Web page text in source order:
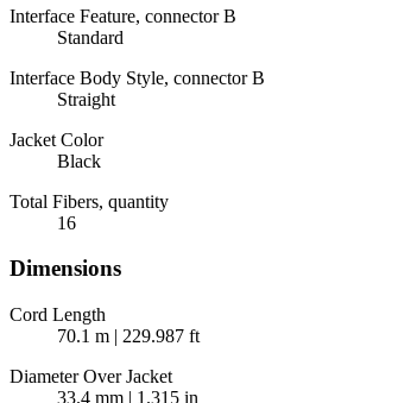
Interface Feature, connector B
Standard
Interface Body Style, connector B
Straight
Jacket Color
Black
Total Fibers, quantity
16
Dimensions
Cord Length
70.1 m | 229.987 ft
Diameter Over Jacket
33.4 mm | 1.315 in